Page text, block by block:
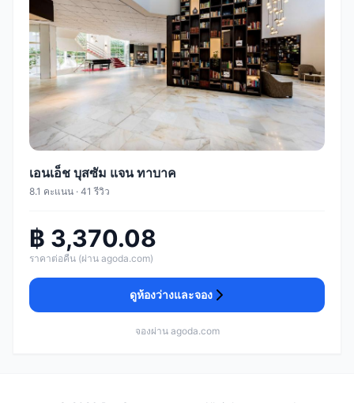
เอนเอ็ช บุสซัม แจน ทาบาค
8.1 คะแนน · 41 รีวิว
฿ 3,370.08
ราคาต่อคืน (ผ่าน agoda.com)
ดูห้องว่างและจอง
จองผ่าน agoda.com